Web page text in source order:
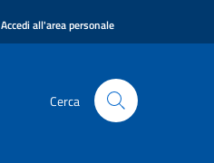
Accedi all'area personale
Cerca